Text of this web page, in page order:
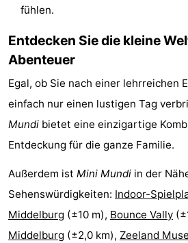
Indoor-
Spielplätze
Bowling
-
Minigolfplätze
Wellness-
Zentren
Dörfer
&
Städte
Natur
Führungen
-
fühlen.
Entdecken Sie die kleine
Abenteuer
Egal, ob Sie nach einer lehrreichen
einfach nur einen lustigen Tag
Mundi bietet eine einzigartige
Entdeckung für die ganze Familie.
Außerdem ist Mini Mundi in der
Sehenswürdigkeiten: Indoor-
Middelburg (±10 m), Bounce Vally
Middelburg (±2,0 km), Zeeland